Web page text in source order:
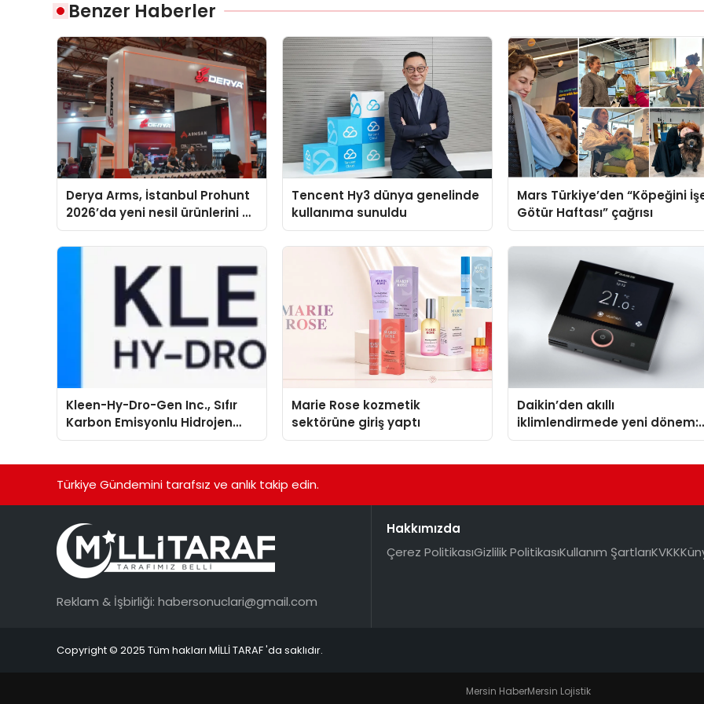
Benzer Haberler
Derya Arms, İstanbul Prohunt
2026’da yeni nesil ürünlerini ve
global marka vizyonunu
sergiledi
Tencent Hy3 dünya genelinde
kullanıma sunuldu
Mars Türkiye’den “Köpeğini
Götür Haftası” çağrısı
Kleen-Hy-Dro-Gen Inc., Sıfır
Karbon Emisyonlu Hidrojen
Isıtma Teknolojisinde ISO ve
Marie Rose kozmetik
sektörüne giriş yaptı
Daikin’den akıllı
iklimlendirmede yeni dönem:
Madoka Plus Türkiye’de
Türkiye Gündemini tarafsız ve anlık takip edin.
Reklam & İşbirliği: habersonuclari@gmail.com
Hakkımızda
Çerez PolitikasıGizlilik PolitikasıKullanım ŞartlarıKVKK
Copyright © 2025 Tüm hakları MİLLİ TARAF 'da saklıdır.
Mersin HaberMersin Lojistik